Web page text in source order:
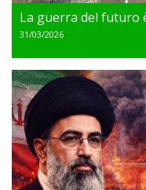
La guerra del futuro
31/03/2026